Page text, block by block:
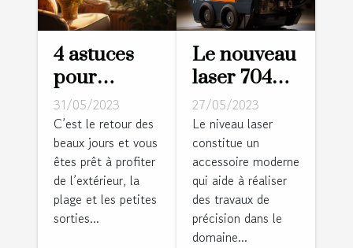
4 astuces
pour
rafraîchir
votre
logement
31/05/2023
C’est le retour des
beaux jours et vous
êtes prêt à profiter
de l’extérieur, la
plage et les petites
sorties...
Le nouveau
laser 704CG
: pourquoi
l'adopter ?
27/05/2023
Le niveau laser
constitue un
accessoire moderne
qui aide à réaliser
des travaux de
précision dans le
domaine...